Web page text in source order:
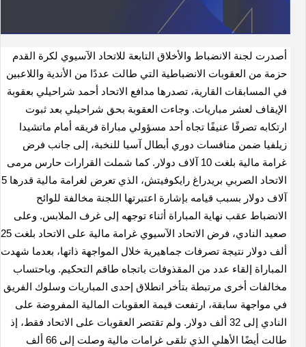
أصدرت لجنة الانضباط والأخلاق التابعة للاتحاد الآسيوي لكرة القدم
حزمة من العقوبات الانضباطية التي طالت عددًا من الأندية واللاعبين
في المسابقات القارية، تصدرها مدافع الاتحاد أحمد شراحيلي بعقوبة
الإيقاف لعشر مباريات. وجاءت العقوبة بحق شراحيلي بعد ثبوت
ارتكابه تصرفًا عنيفًا تجاه أحد مسؤولي مباراة فريقه أمام ماتشيدا
زيلفيا ضمن منافسات دوري أبطال آسيا للنخبة، إلى جانب فرض
غرامة مالية بلغت 10 آلاف دولار. كما شملت القرارات حارس مرمى
الاتحاد الصربي بريدراغ رايكوفيتش، الذي تعرض لغرامة مالية قدرها 5
آلاف دولار بسبب قيامه بإشارة اعتبرتها اللجنة مخالفة للوائح
الانضباط عقب نهاية المباراة أثناء توجهه إلى غرف الملابس. وعلى
صعيد النادي، فرض الاتحاد الآسيوي غرامة مالية على الاتحاد بلغت 25
ألف دولار نتيجة تصرفات جماهيرية خلال المواجهة ذاتها، بعدما شهدت
المباراة إلقاء عدد من المقذوفات باتجاه طاقم التحكيم. وباحتساب
مخالفات أخرى مرتبطة بتأخر انطلاق إحدى المباريات وسلوك الفريق
في مواجهة سابقة، ارتفعت قيمة العقوبات المالية المفروضة على
النادي إلى 32 ألف دولار. ولم تقتصر العقوبات على الاتحاد فقط، إذ
طالت أيضًا الأهلي الذي تلقى غرامات مالية وصلت إلى 66 ألف